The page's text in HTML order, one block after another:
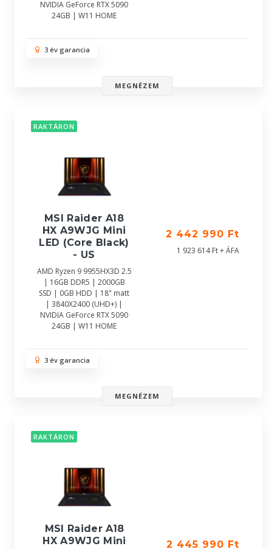
NVIDIA GeForce RTX 5090
24GB | W11 HOME
3 év garancia
MEGNÉZEM
RAKTÁRON
MSI Raider A18
HX A9WJG Mini
LED (Core Black)
- US
AMD Ryzen 9 9955HX3D 2.5
| 16GB DDR5 | 2000GB
SSD | 0GB HDD | 18" matt
| 3840X2400 (UHD+) |
NVIDIA GeForce RTX 5090
24GB | W11 HOME
2 442 990 Ft
1 923 614 Ft + ÁFA
3 év garancia
MEGNÉZEM
RAKTÁRON
MSI Raider A18
HX A9WJG Mini
2 445 990 Ft